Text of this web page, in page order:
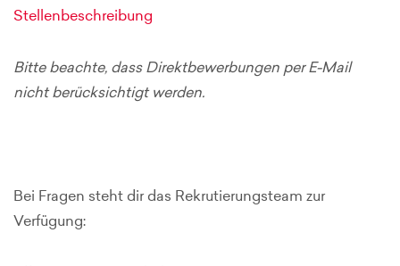
Stellenbeschreibung
Bitte beachte, dass Direktbewerbungen per E-Mail
nicht berücksichtigt werden.
Bei Fragen steht dir das Rekrutierungsteam zur
Verfügung: